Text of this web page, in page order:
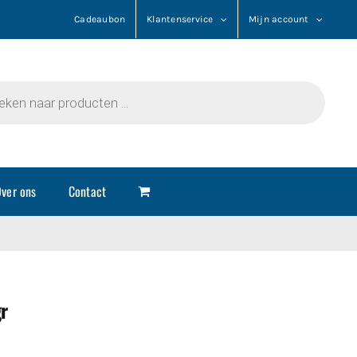
Cadeaubon Klantenservice Mijn account
ons Contact